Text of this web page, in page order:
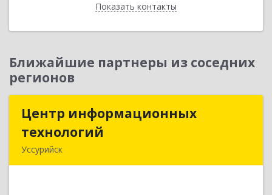
Показать контакты
Назад
Ближайшие партнеры из соседних
регионов
Центр информационных
технологий
Уссурийск
Центр информационных